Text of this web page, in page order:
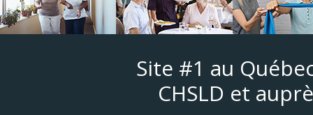
Site #1 au
CHSLD et